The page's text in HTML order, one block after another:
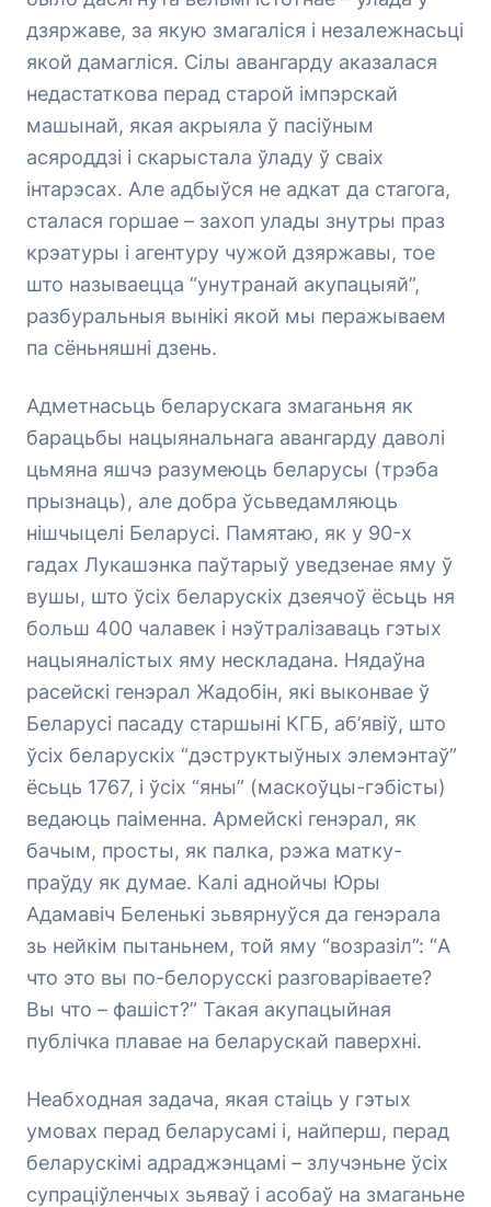
дзяржаве, за якую змагаліся і незалежнасьці
якой дамагліся. Сілы авангарду аказалася
недастаткова перад старой імпэрскай
машынай, якая акрыяла ў пасіўным
асяроддзі і скарыстала ўладу ў сваіх
інтарэсах. Але адбыўся не адкат да стагога,
сталася горшае – захоп улады знутры праз
крэатуры і агентуру чужой дзяржавы, тое
што называецца “унутранай акупацыяй”,
разбуральныя вынікі якой мы перажываем
па сёньняшні дзень.
Адметнасьць беларускага змаганьня як
барацьбы нацыянальнага авангарду даволі
цьмяна яшчэ разумеюць беларусы (трэба
прызнаць), але добра ўсьведамляюць
нішчыцелі Беларусі. Памятаю, як у 90-х
гадах Лукашэнка паўтарыў уведзенае яму ў
вушы, што ўсіх беларускіх дзеячоў ёсьць ня
больш 400 чалавек і нэўтралізаваць гэтых
нацыяналістых яму нескладана. Нядаўна
расейскі генэрал Жадобін, які выконвае ў
Беларусі пасаду старшыні КГБ, аб’явіў, што
ўсіх беларускіх “дэструктыўных элемэнтаў”
ёсьць 1767, і ўсіх “яны” (маскоўцы-гэбісты)
ведаюць паіменна. Армейскі генэрал, як
бачым, просты, як палка, рэжа матку-
праўду як думае. Калі аднойчы Юры
Адамавіч Беленькі зьвярнуўся да генэрала
зь нейкім пытаньнем, той яму “возразіл”: “А
что это вы по-белорусскі разговаріваете?
Вы что – фашіст?” Такая акупацыйная
публічка плавае на беларускай паверхні.
Неабходная задача, якая стаіць у гэтых
умовах перад беларусамі і, найперш, перад
беларускімі адраджэнцамі – злучэньне ўсіх
супраціўленчых зьяваў і асобаў на змаганьне